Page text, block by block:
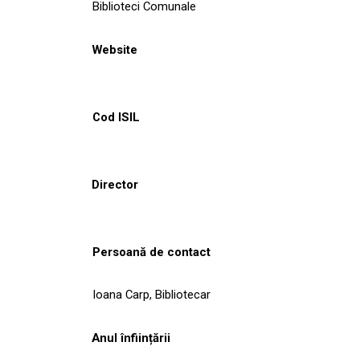
Biblioteci Comunale
Website
Cod ISIL
Director
Persoană de contact
Ioana Carp, Bibliotecar
Anul înființării